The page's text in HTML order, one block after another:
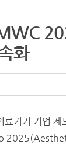
화
료기기 기업